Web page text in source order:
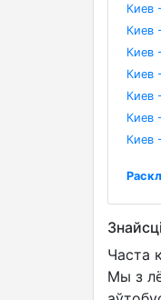
Киев
Киев
Киев
Киев
Киев
Киев
Киев
Часта
Мы з